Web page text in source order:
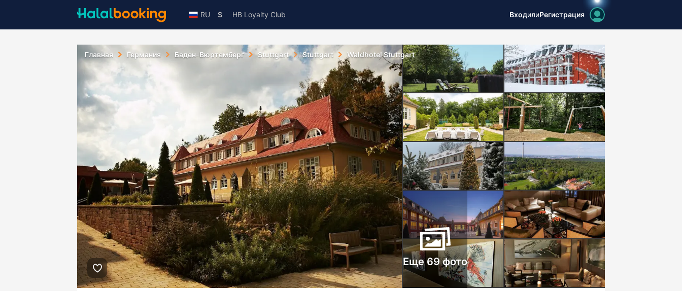
RU $ HB Loyalty Club ВходилиРегистрация
Главная Германия Баден-Вюртемберг Stuttgart Stuttgart Waldhotel Stuttgart
Еще 69 фото